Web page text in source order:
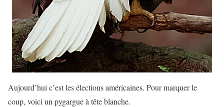
Aujourd’hui c’est les élections américaines. Pour marquer le
coup, voici un pygargue à tête blanche.